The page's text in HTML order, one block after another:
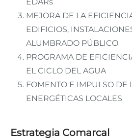
MEJORA DE LA
EDIFICIOS,
ALUMBRADO PÚBLICO
PROGRAMA DE
EL CICLO DEL AGUA
FOMENTO E IMPULSO DE
ENERGÉTICAS LOCALES
Estrategia Comarcal